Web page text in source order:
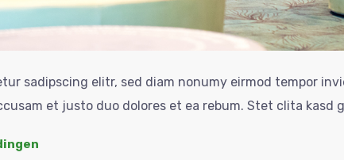
sadipscing elitr, sed diam nonumy eirmod tempor
et justo duo dolores et ea rebum. Stet clita kasd